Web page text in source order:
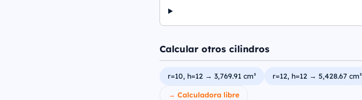
Calcular otros cilindros
r=10, h=12 → 3,769.91 cm³ r=12, h=12 → 5,428.67 cm³
→ Calculadora libre